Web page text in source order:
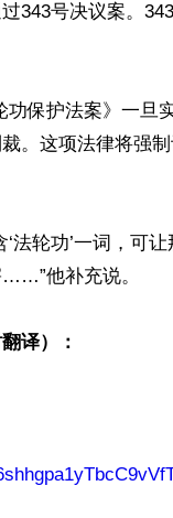
343号决议案。
保护法案》一旦
。这项法律将强
法轮功’一词，可
他补充说。
译）：